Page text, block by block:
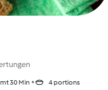
30 Min 4 portions